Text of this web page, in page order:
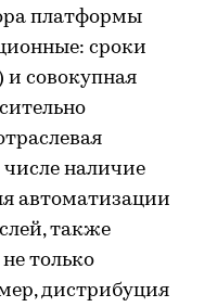
платформы
сроки
совокупная
числе наличие
автоматизации
также
только
дистрибуция